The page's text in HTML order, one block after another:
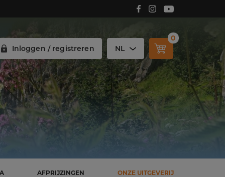
Volg Carmelitana op Facebook!
Volg Carmelitana op Instagram!
Volg Carmelitana op Youtube!
Inloggen / registreren NL
0
AFPRIJZINGEN ONZE UITGEVERIJ